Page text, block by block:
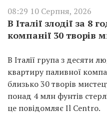
08:29 10 Серпня, 2026
В Італії злодії за 8
компанії 30 творів
В Італії група з десяти
квартиру паливної
близько 30 творів
понад 4 млн фунтів
це повідомляє Il Centro.